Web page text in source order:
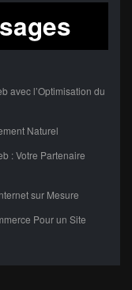
avec l’Optimisation du
Naturel
: Votre Partenaire
sur Mesure
Pour un Site